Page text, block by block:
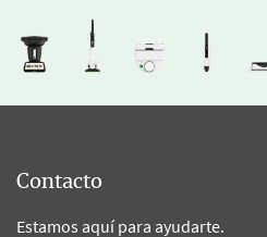
Contacto
Estamos aquí para ayudarte.